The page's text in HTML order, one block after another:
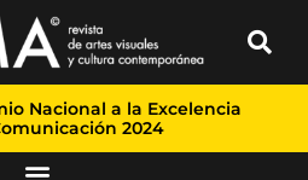
Nacional a la Excelencia
2024